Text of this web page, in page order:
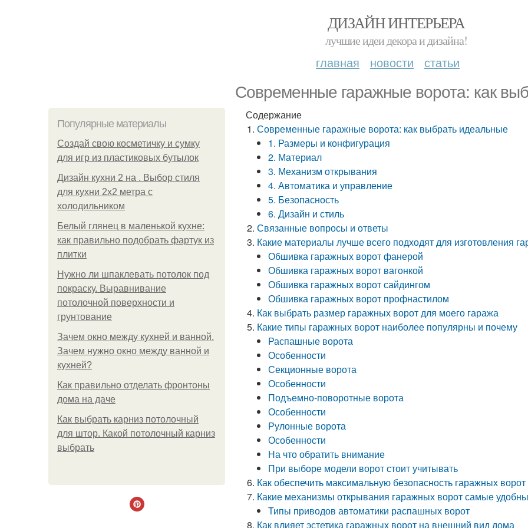
ДИЗАЙН ИНТЕРЬЕРА
лучшие идеи декора и дизайна!
главная новости статьи
Современные гаражные ворота: как
Популярные материалы
Создай свою косметичку и сумку
для игр из пластиковых бутылок
Дизайн кухни 2 на . Выбор стиля
для кухни 2х2 метра с
холодильником
Белый глянец в маленькой кухне:
как правильно подобрать фартук из
плитки
Нужно ли шпаклевать потолок под
покраску. Выравнивание
потолочной поверхности и
грунтование
Зачем окно между кухней и ванной.
Зачем нужно окно между ванной и
кухней?
Как правильно отделать фронтоны
дома на даче
Как выбрать карниз потолочный
для штор. Какой потолочный карниз
выбрать
Содержание
Современные гаражные ворота: как выбрать идеальные
1. Размеры и конфигурация
2. Материал
3. Механизм открывания
4. Автоматика и управление
5. Безопасность
6. Дизайн и стиль
Связанные вопросы и ответы
Какие материалы лучше всего подходят для изготовления
Обшивка гаражных ворот фанерой
Обшивка гаражных ворот вагонкой
Обшивка гаражных ворот сайдингом
Обшивка гаражных ворот профнастилом
Как выбрать размер гаражных ворот для моего гаража
Какие типы гаражных ворот наиболее популярны и почему
Распашные ворота
Особенности
Секционные ворота
Особенности
Подъемно-поворотные ворота
Особенности
Рулонные ворота
Особенности
На что обратить внимание
При выборе модели ворот стоит учитывать
Как обеспечить максимальную безопасность гаражных ворот
Какие механизмы открывания гаражных ворот самые
Типы приводов автоматики распашных ворот
Как влияет эстетика гаражных ворот на внешний вид дома